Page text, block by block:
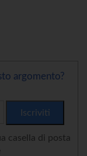
argomento?
casella di posta